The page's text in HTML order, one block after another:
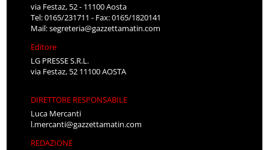
via Festaz, 52 - 11100 Aosta
Tel: 0165/231711 - Fax: 0165/1820141
Mail:segreteria@gazzettamatin.com
Editore
LG PRESSE S.R.L.
via Festaz, 52 11100 AOSTA
DIRETTORE RESPONSABILE
Luca Mercanti
l.mercanti@gazzettamatin.com
REDAZIONE